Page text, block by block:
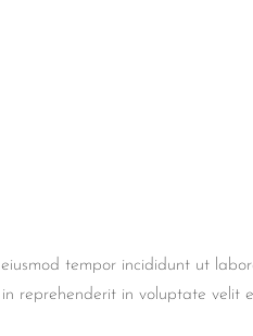
tempor incididunt ut
reprehenderit in voluptate